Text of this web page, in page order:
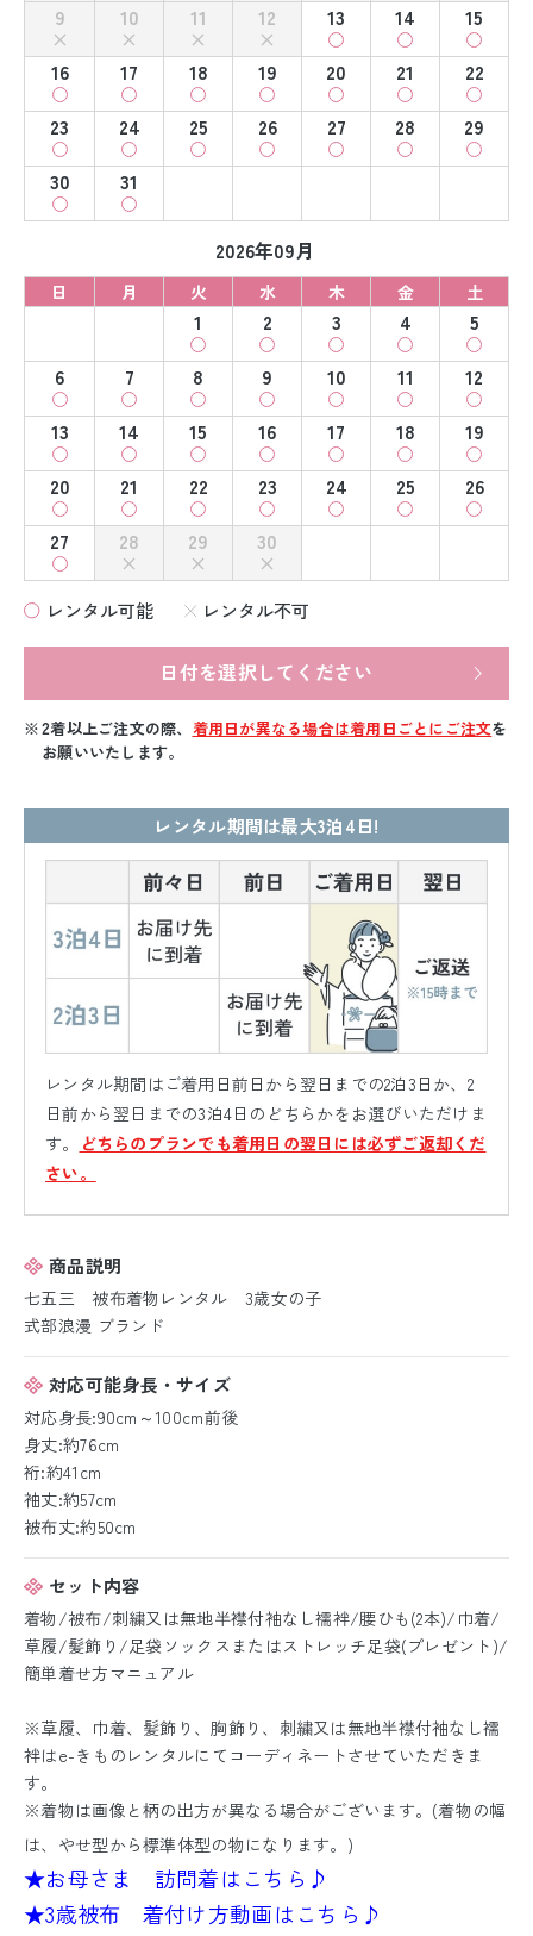
9
10 11 12 13 14
15
16
17 18 19 20 21
22
23
24 25 26 27 28
29
30
31
2026年09月
日 月 火 水 木 金 土
1 2 3 4
5
6
7 8 9 10 11
12
13
14 15 16 17 18
19
20
21 22 23 24 25
26
27
28 29 30
レンタル可能 レンタル不可
日付を選択してください
2着以上ご注文の際、 着用日が異なる場合は着用日ごとにご注文を
お願いいたします。
レンタル期間は最大3泊4日!
レンタル期間はご着用日前日から翌日までの2泊3日か、2
日前から翌日までの3泊4日のどちらかをお選びいただけま
す。
どちらのプランでも着用日の翌日には必ずご返却くだ
さい。
商品説明
七五三 被布着物レンタル 3歳女の子
式部浪漫 ブランド
対応可能身長・サイズ
対応身長:90cm～100cm前後
身丈:約76cm
裄:約41cm
袖丈:約57cm
被布丈:約50cm
セット内容
着物/被布/刺繍又は無地半襟付袖なし襦袢/腰ひも(2本)/巾着/
草履/髪飾り/足袋ソックスまたはストレッチ足袋(プレゼント)/
簡単着せ方マニュアル
※草履、巾着、髪飾り、胸飾り、刺繍又は無地半襟付袖なし襦
袢はe-きものレンタルにてコーディネートさせていただきま
す。
※着物は画像と柄の出方が異なる場合がございます。(着物の幅
は、やせ型から標準体型の物になります。)
★お母さま 訪問着はこちら♪
★3歳被布 着付け方動画はこちら♪